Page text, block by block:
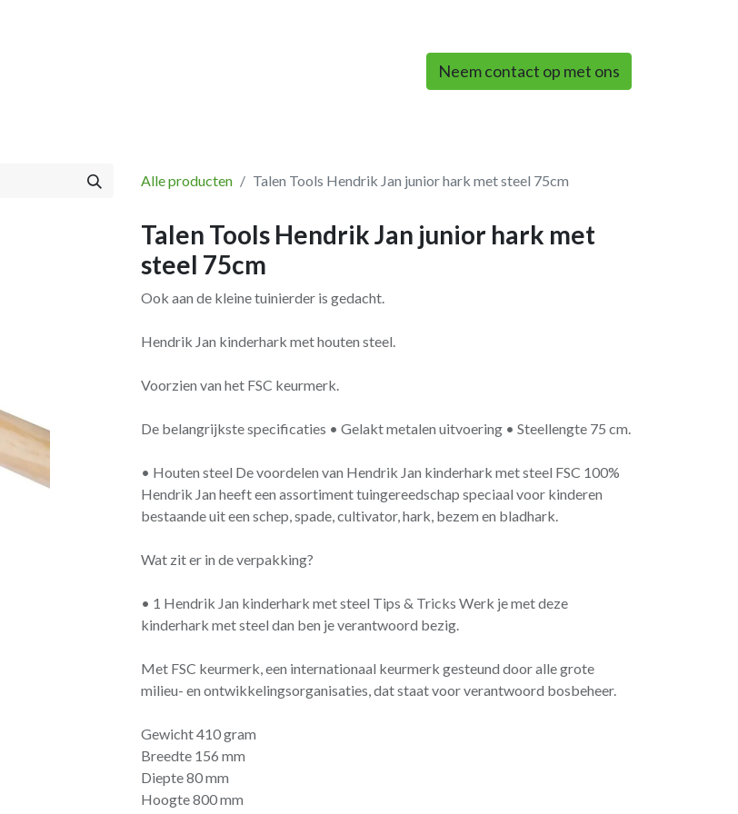
Neem contact op met ons
Alle producten Talen Tools Hendrik Jan junior hark met steel 75cm
Talen Tools Hendrik Jan junior hark met
steel 75cm
Ook aan de kleine tuinierder is gedacht.
Hendrik Jan kinderhark met houten steel.
Voorzien van het FSC keurmerk.
De belangrijkste specificaties • Gelakt metalen uitvoering • Steellengte 75 cm.
• Houten steel De voordelen van Hendrik Jan kinderhark met steel FSC 100%
Hendrik Jan heeft een assortiment tuingereedschap speciaal voor kinderen
bestaande uit een schep, spade, cultivator, hark, bezem en bladhark.
Wat zit er in de verpakking?
• 1 Hendrik Jan kinderhark met steel Tips & Tricks Werk je met deze
kinderhark met steel dan ben je verantwoord bezig.
Met FSC keurmerk, een internationaal keurmerk gesteund door alle grote
milieu- en ontwikkelingsorganisaties, dat staat voor verantwoord bosbeheer.
Gewicht 410 gram
Breedte 156 mm
Diepte 80 mm
Hoogte 800 mm